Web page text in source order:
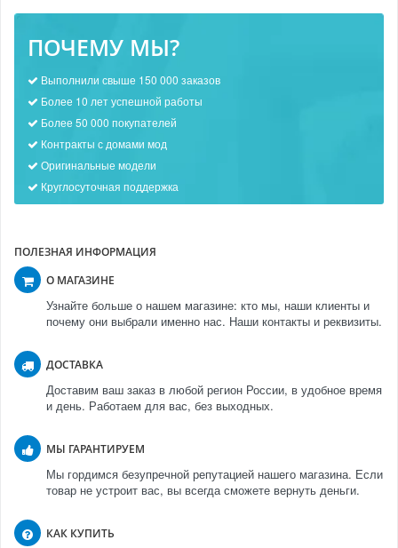
ПОЧЕМУ МЫ?
Выполнили свыше 150 000 заказов
Более 10 лет успешной работы
Более 50 000 покупателей
Контракты с домами мод
Оригинальные модели
Круглосуточная поддержка
ПОЛЕЗНАЯ ИНФОРМАЦИЯ
О МАГАЗИНЕ
Узнайте больше о нашем магазине: кто мы, наши клиенты и
почему они выбрали именно нас. Наши контакты и реквизиты.
ДОСТАВКА
Доставим ваш заказ в любой регион России, в удобное время
и день. Работаем для вас, без выходных.
МЫ ГАРАНТИРУЕМ
Мы гордимся безупречной репутацией нашего магазина. Если
товар не устроит вас, вы всегда сможете вернуть деньги.
КАК КУПИТЬ